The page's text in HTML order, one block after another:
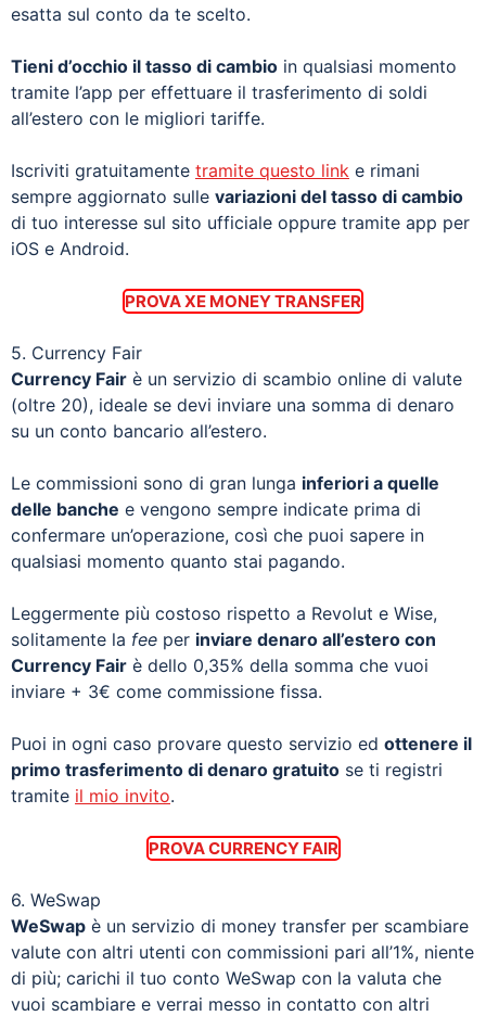
esatta sul conto da te scelto.
Tieni d’occhio il tasso di cambio in qualsiasi momento
tramite l’app per effettuare il trasferimento di soldi
all’estero con le migliori tariffe.
Iscriviti gratuitamente tramite questo link e rimani
sempre aggiornato sulle variazioni del tasso di cambio
di tuo interesse sul sito ufficiale oppure tramite app per
iOS e Android.
PROVA XE MONEY TRANSFER
5. Currency Fair
Currency Fair è un servizio di scambio online di valute
(oltre 20), ideale se devi inviare una somma di denaro
su un conto bancario all’estero.
Le commissioni sono di gran lunga inferiori a quelle
delle banche e vengono sempre indicate prima di
confermare un’operazione, così che puoi sapere in
qualsiasi momento quanto stai pagando.
Leggermente più costoso rispetto a Revolut e Wise,
solitamente la fee per inviare denaro all’estero con
Currency Fair è dello 0,35% della somma che vuoi
inviare + 3€ come commissione fissa.
Puoi in ogni caso provare questo servizio ed ottenere il
primo trasferimento di denaro gratuito se ti registri
tramite il mio invito.
PROVA CURRENCY FAIR
6. WeSwap
WeSwap è un servizio di money transfer per scambiare
valute con altri utenti con commissioni pari all’1%, niente
di più; carichi il tuo conto WeSwap con la valuta che
vuoi scambiare e verrai messo in contatto con altri